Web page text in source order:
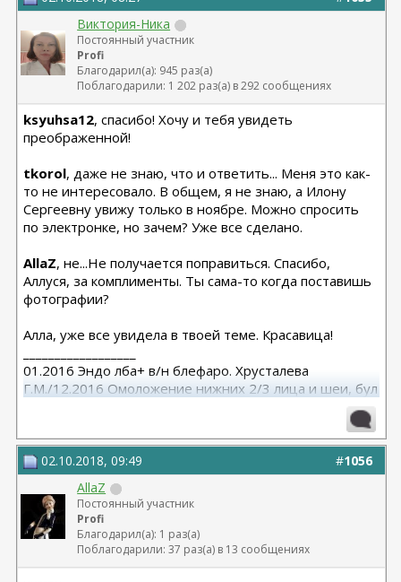
Виктория-Ника
Постоянный участник
Profi
Благодарил(а): 945 раз(а)
Поблагодарили: 1 202 раз(а) в 292 сообщениях
ksyuhsa12, спасибо! Хочу и тебя увидеть
преображенной!
tkorol, даже не знаю, что и ответить... Меня это как-
то не интересовало. В общем, я не знаю, а Илону
Сергеевну увижу только в ноябре. Можно спросить
по электронке, но зачем? Уже все сделано.
AllaZ, не...Не получается поправиться. Спасибо,
Аллуся, за комплименты. Ты сама-то когда поставишь
фотографии?
Алла, уже все увидела в твоей теме. Красавица!
01.2016 Эндо лба+ в/н блефаро. Хрусталева
Г.М./12.2016 Омоложение нижних 2/3 лица и шеи, бул
#1056
02.10.2018, 09:49
AllaZ
Постоянный участник
Profi
Благодарил(а): 1 раз(а)
Поблагодарили: 37 раз(а) в 13 сообщениях